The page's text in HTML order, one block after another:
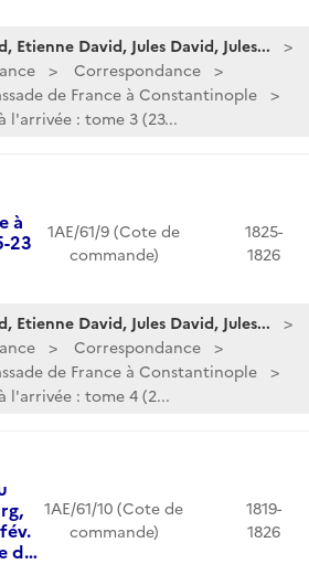
Etienne David, Jules David, Jules...
Correspondance
de France à Constantinople
l'arrivée : tome 3 (23...
à
23
1AE/61/9 (Cote de
commande)
1825-
1826
Etienne David, Jules David, Jules...
Correspondance
de France à Constantinople
l'arrivée : tome 4 (2...
d…
1AE/61/10 (Cote de
commande)
1819-
1826